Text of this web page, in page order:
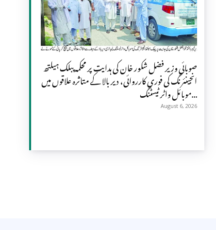
صوبائی وزیر فضل شکور خان کی ہدایت پر محکمہ پبلک ہیلتھ
انجینئرنگ کی فوری کارروائی، دیر بالا کے متاثرہ علاقوں میں
موبائل واٹر ٹیسٹنگ...
August 6, 2026